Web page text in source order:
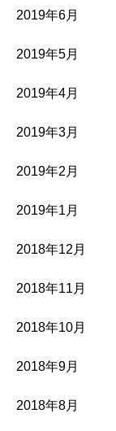
2019年6月
2019年5月
2019年4月
2019年3月
2019年2月
2019年1月
2018年12月
2018年11月
2018年10月
2018年9月
2018年8月